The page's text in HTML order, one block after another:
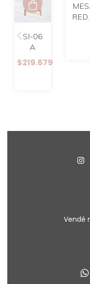
SI-06
A
$219.679
Vendé